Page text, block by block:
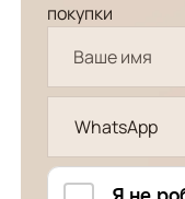
покупки
WhatsApp